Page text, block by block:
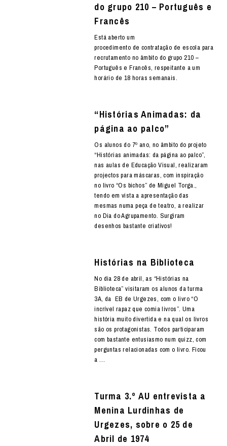
do grupo 210 – Português e
Francês
Está aberto um
procedimento de contratação de escola para
recrutamento no âmbito do grupo 210 –
Português e Francês, respeitante a um
horário de 18 horas semanais.
“Histórias Animadas: da
página ao palco”
Os alunos do 7º ano, no âmbito do projeto
“Histórias animadas: da página ao palco”,
nas aulas de Educação Visual, realizaram
projectos para máscaras, com inspiração
no livro “Os bichos” de Miguel Torga.,
tendo em vista a apresentação das
mesmas numa peça de teatro, a realizar
no Dia do Agrupamento. Surgiram
desenhos bastante criativos!
Histórias na Biblioteca
No dia 28 de abril, as “Histórias na
Biblioteca” visitaram os alunos da turma
3A, da EB de Urgezes, com o livro “O
incrível rapaz que comia livros”. Uma
história muito divertida e na qual os livros
são os protagonistas. Todos participaram
com bastante entusiasmo num quizz, com
perguntas relacionadas com o livro. Ficou
a …
Turma 3.º AU entrevista a
Menina Lurdinhas de
Urgezes, sobre o 25 de
Abril de 1974